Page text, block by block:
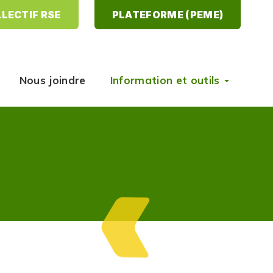
RSE PLATEFORME (PEME)
Nous joindre Information et outils